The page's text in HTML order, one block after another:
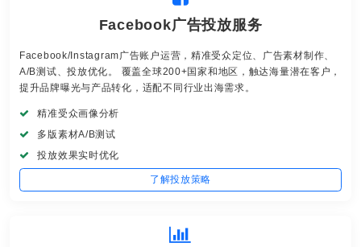
Facebook广告投放服务
Facebook/Instagram广告账户运营，精准受众定位、广告素材制作、
A/B测试、投放优化。 覆盖全球200+国家和地区，触达海量潜在客户，
提升品牌曝光与产品转化，适配不同行业出海需求。
精准受众画像分析
多版素材A/B测试
投放效果实时优化
了解投放策略